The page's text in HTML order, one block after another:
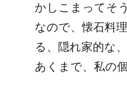
かしこまってそ
なので、懐石料
る、隠れ家的な
あくまで、私の